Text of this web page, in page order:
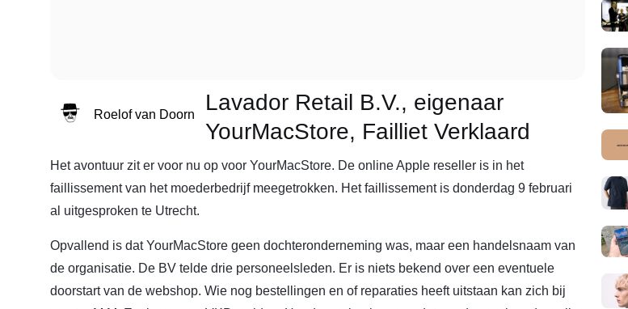
Roelof van Doorn
Lavador Retail B.V., eigenaar
YourMacStore, Failliet Verklaard
Het avontuur zit er voor nu op voor YourMacStore. De online Apple reseller is in het
faillissement van het moederbedrijf meegetrokken. Het faillissement is donderdag 9 februari
al uitgesproken te Utrecht.
Opvallend is dat YourMacStore geen dochteronderneming was, maar een handelsnaam van
de organisatie. De BV telde drie personeelsleden. Er is niets bekend over een eventuele
doorstart van de webshop. Wie nog bestellingen en of reparaties heeft uitstaan kan zich bij